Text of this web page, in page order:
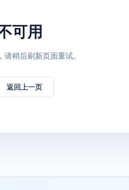
可用
稍后刷新页面重试。
返回上一页